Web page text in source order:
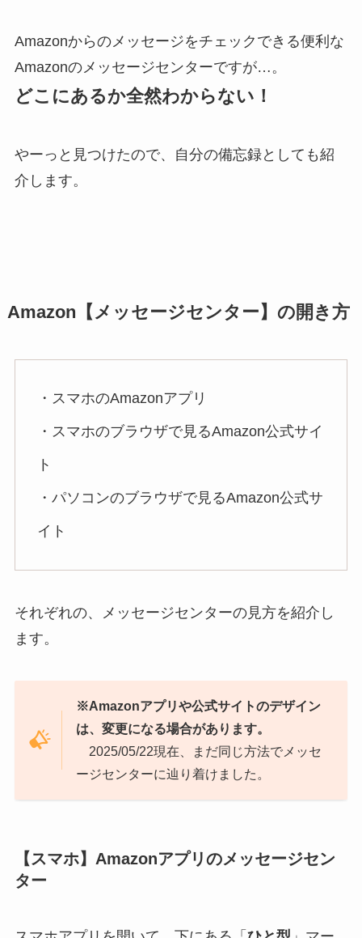
Amazonからのメッセージをチェックできる便利な
Amazonのメッセージセンターですが…。
どこにあるか全然わからない！
やーっと見つけたので、自分の備忘録としても紹
介します。
Amazon【メッセージセンター】の開き方
・スマホのAmazonアプリ
・スマホのブラウザで見るAmazon公式サイ
ト
・パソコンのブラウザで見るAmazon公式サ
イト
それぞれの、メッセージセンターの見方を紹介し
ます。
※Amazonアプリや公式サイトのデザイン
は、変更になる場合があります。
2025/05/22現在、まだ同じ方法でメッセ
ージセンターに辿り着けました。
【スマホ】Amazonアプリのメッセージセン
ター